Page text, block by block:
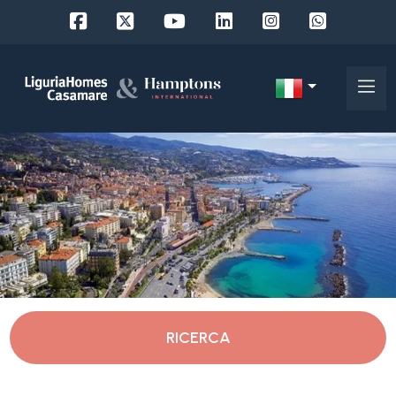
RICERCA
EN
FR
DE
RU
Chi
siamo
I
Scegli
dove
cercare
Imperia
Diano Castello